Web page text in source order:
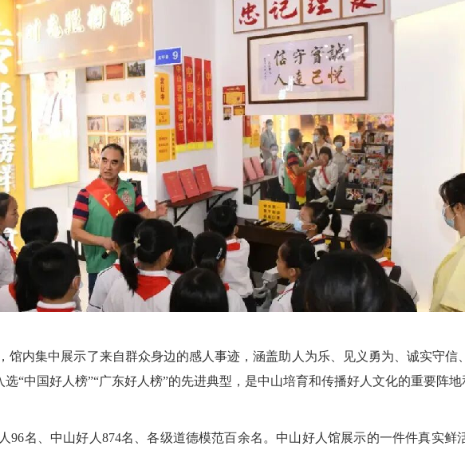
馆内集中展示了来自群众身边的感人事迹，涵盖助人为乐、见义勇为、诚实守信
“中国好人榜”“广东好人榜”的先进典型，是中山培育和传播好人文化的重要阵地
96名、中山好人874名、各级道德模范百余名。中山好人馆展示的一件件真实鲜